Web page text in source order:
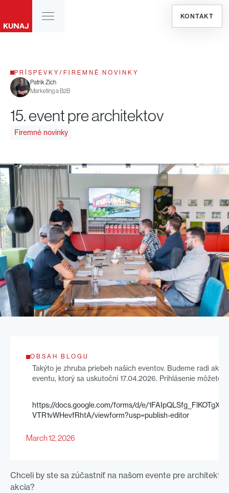
KONTAKT
PRÍSPEVKY / FIREMNÉ NOVINKY
Patrik Zich
Marketing a B2B
15. event pre architektov
Firemné novinky
OBSAH BLOGU
Takýto je zhruba priebeh našich eventov. Budeme radi ak
eventu, ktorý sa uskutoční 17.04.2026. Prihlásenie môžete
https://docs.google.com/forms/d/e/
VTR1vWHevfRhtA/viewform?usp=publish-editor
March 12, 2026
Chceli by ste sa zúčastniť na našom evente pre
akcia?